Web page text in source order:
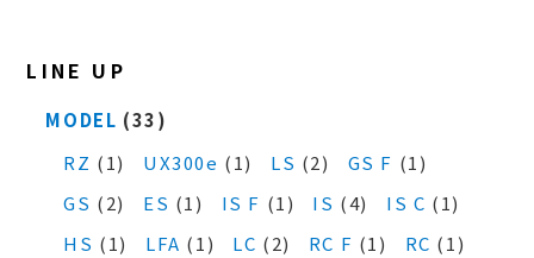
LINE UP
MODEL (33)
RZ (1) UX300e (1) LS (2) GS F (1)
GS (2) ES (1) IS F (1) IS (4) IS C (1)
HS (1) LFA (1) LC (2) RC F (1) RC (1)